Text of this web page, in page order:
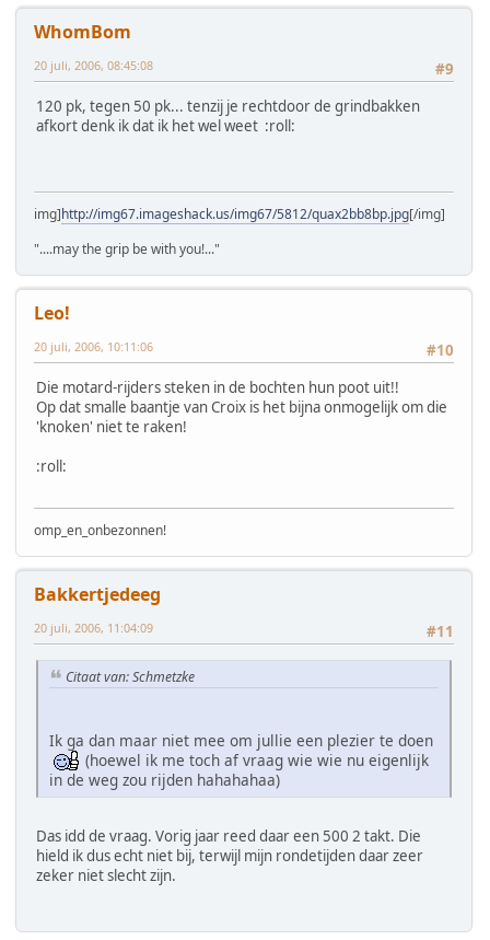
WhomBom
#9
20 juli, 2006, 08:45:08
120 pk, tegen 50 pk... tenzij je rechtdoor de grindbakken
afkort denk ik dat ik het wel weet :roll:
img]http://img67.imageshack.us/img67/5812/quax2bb8bp.jpg[/img]
"....may the grip be with you!..."
Leo!
#10
20 juli, 2006, 10:11:06
Die motard-rijders steken in de bochten hun poot uit!!
Op dat smalle baantje van Croix is het bijna onmogelijk om die
'knoken' niet te raken!
:roll:
omp_en_onbezonnen!
Bakkertjedeeg
#11
20 juli, 2006, 11:04:09
Citaat van: Schmetzke
Ik ga dan maar niet mee om jullie een plezier te doen
(hoewel ik me toch af vraag wie wie nu eigenlijk
in de weg zou rijden hahahahaa)
Das idd de vraag. Vorig jaar reed daar een 500 2 takt. Die
hield ik dus echt niet bij, terwijl mijn rondetijden daar zeer
zeker niet slecht zijn.